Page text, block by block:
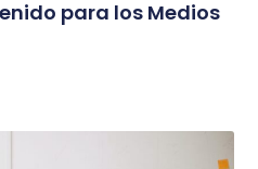
para los Medios